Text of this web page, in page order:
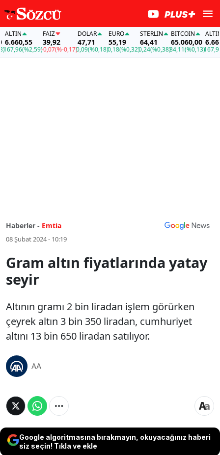
(%2,59)
FAİZ
39,92
-0,07(%-0,17)
DOLAR
47,71
0,09(%0,18)
EURO
55,19
0,18(%0,32)
STERLIN
64,41
0,24(%0,38)
BITCOIN
65.060,00
84,11(%0,13)
ALTIN
167,96
Haberler - Emtia
08 Şubat 2024 - 10:19
Gram altın fiyatlarında yatay
seyir
Altının gramı 2 bin liradan işlem görürken
çeyrek altın 3 bin 350 liradan, cumhuriyet
altını 13 bin 650 liradan satılıyor.
AA
Google algoritmasına bırakmayın, okuyacağınız haberi
siz seçin! Tıkla ve ekle